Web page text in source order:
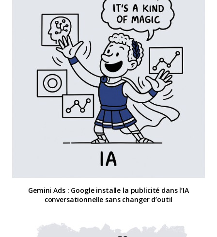
Gemini Ads : Google installe la publicité dans l’IA
conversationnelle sans changer d’outil